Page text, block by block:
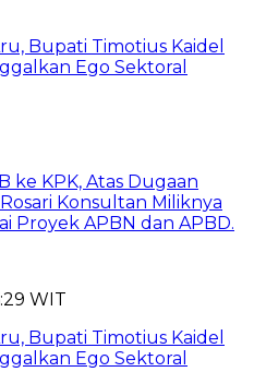
Bupati Timotius Kaidel
Ego Sektoral
ke KPK, Atas Dugaan
Konsultan Miliknya
Proyek APBN dan APBD.
WIT
Bupati Timotius Kaidel
Ego Sektoral